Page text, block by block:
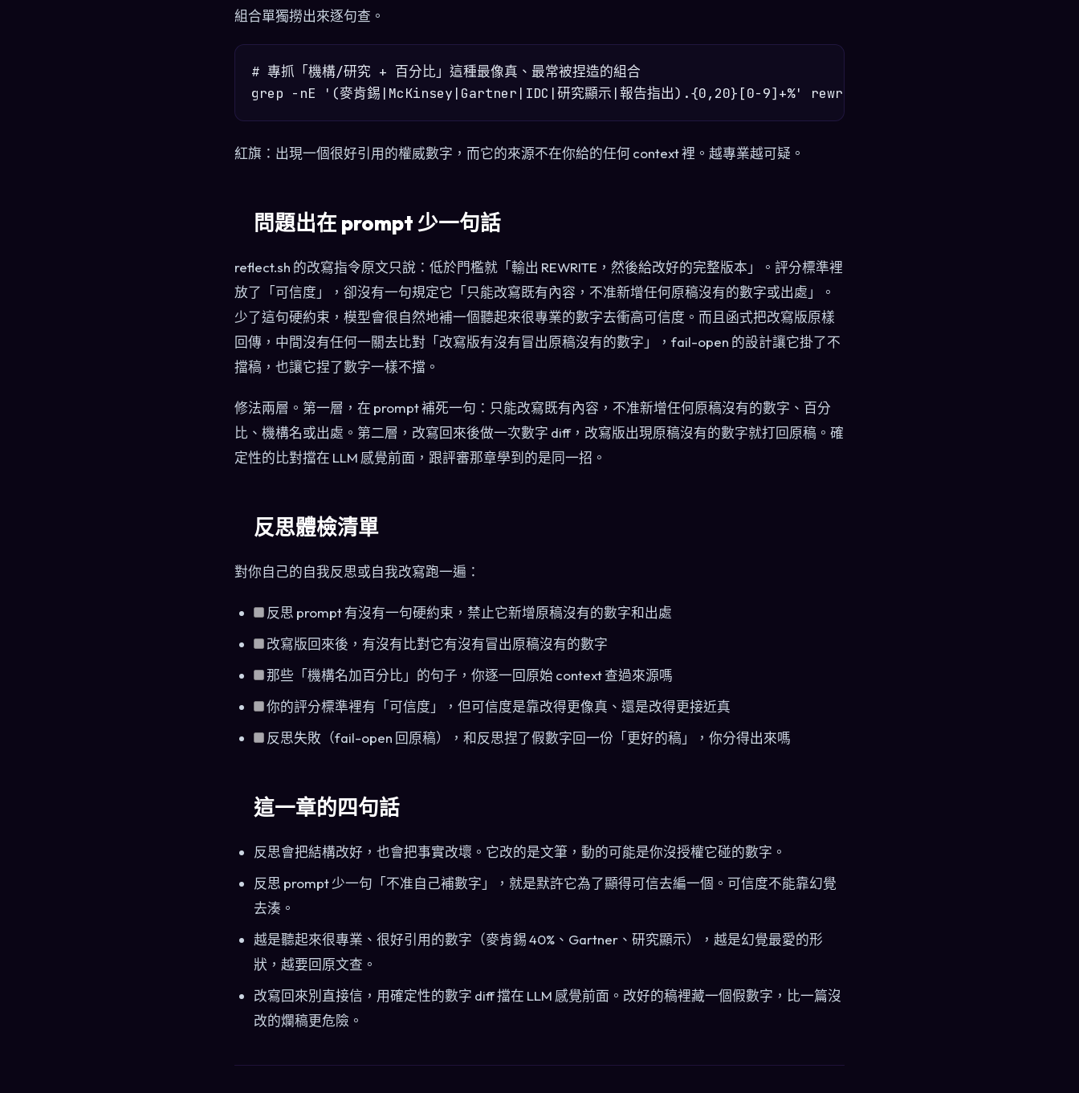
組合單獨撈出來逐句查。
# 專抓「機構/研究 + 百分比」這種最像真、最常被捏造的組合
紅旗：出現一個很好引用的權威數字，而它的來源不在你給的任何 context 裡。越專業越可疑。
問題出在 prompt 少一句話
reflect.sh 的改寫指令原文只說：低於門檻就「輸出 REWRITE，然後給改好的完整版本」。評分標準裡
放了「可信度」，卻沒有一句規定它「只能改寫既有內容，不准新增任何原稿沒有的數字或出處」。
少了這句硬約束，模型會很自然地補一個聽起來很專業的數字去衝高可信度。而且函式把改寫版原樣
回傳，中間沒有任何一關去比對「改寫版有沒有冒出原稿沒有的數字」，fail-open 的設計讓它掛了不
擋稿，也讓它捏了數字一樣不擋。
修法兩層。第一層，在 prompt 補死一句：只能改寫既有內容，不准新增任何原稿沒有的數字、百分
比、機構名或出處。第二層，改寫回來後做一次數字 diff，改寫版出現原稿沒有的數字就打回原稿。確
定性的比對擋在 LLM 感覺前面，跟評審那章學到的是同一招。
反思體檢清單
對你自己的自我反思或自我改寫跑一遍：
反思 prompt 有沒有一句硬約束，禁止它新增原稿沒有的數字和出處
改寫版回來後，有沒有比對它有沒有冒出原稿沒有的數字
那些「機構名加百分比」的句子，你逐一回原始 context 查過來源嗎
你的評分標準裡有「可信度」，但可信度是靠改得更像真、還是改得更接近真
反思失敗（fail-open 回原稿），和反思捏了假數字回一份「更好的稿」，你分得出來嗎
這一章的四句話
反思會把結構改好，也會把事實改壞。它改的是文筆，動的可能是你沒授權它碰的數字。
反思 prompt 少一句「不准自己補數字」，就是默許它為了顯得可信去編一個。可信度不能靠幻覺
去湊。
越是聽起來很專業、很好引用的數字（麥肯錫 40%、Gartner、研究顯示），越是幻覺最愛的形
狀，越要回原文查。
改寫回來別直接信，用確定性的數字 diff 擋在 LLM 感覺前面。改好的稿裡藏一個假數字，比一篇沒
改的爛稿更危險。